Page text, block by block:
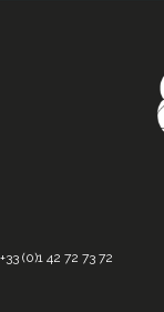
+33 (0)1 42 72 73 72